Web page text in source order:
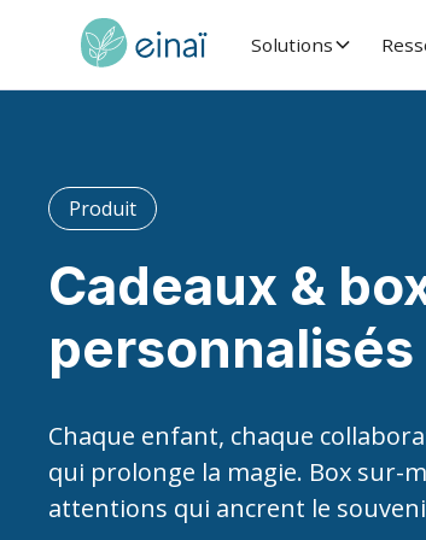
Solutions
Produit
Cadeaux &
personnalisés
Chaque enfant, chaque
qui prolonge la magie. Box sur-
attentions qui ancrent le